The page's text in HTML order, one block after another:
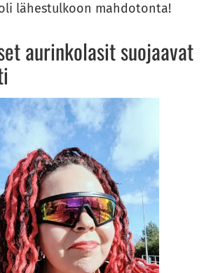
lä­hes­tul­koon mah­do­ton­ta!
au­rin­ko­la­sit suo­jaa­vat